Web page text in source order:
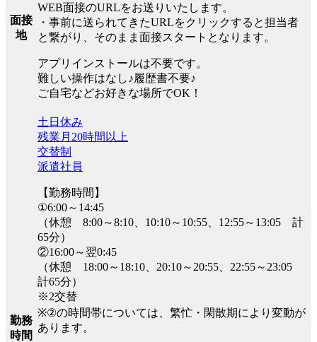
面接
地
WEB面接のURLをお送りいたします。
・事前に送られてきたURLをクリックすると担当者
と繋がり、そのまま面接スタートとなります。
アプリインストールは不要です。
難しい操作はなし♪履歴書不要♪
ご自宅などお好きな場所でOK！
勤務
時間
土日休み
残業月20時間以上
交替制
派遣社員
【勤務時間】
①6:00～14:45
（休憩 8:00～8:10、10:10～10:55、12:55～13:05 計
65分）
②16:00～翌0:45
（休憩 18:00～18:10、20:10～20:55、22:55～23:05
計65分）
※2交替
※②の時間帯については、繁忙・閑散期により変動が
あります。